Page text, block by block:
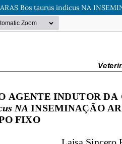
Bos taurus indicus NA